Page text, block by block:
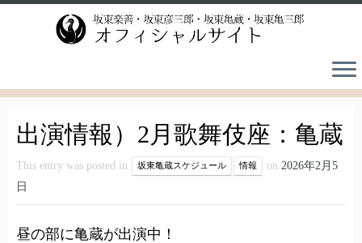
出演情報）2月歌舞伎座：亀蔵
This entry was posted in 坂東亀蔵スケジュール 情報 on 2026年2月5
日
昼の部に亀蔵が出演中！